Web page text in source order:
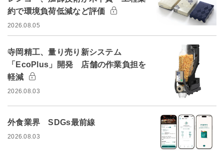
約で環境負荷低減など評価
2026.08.05
寺岡精工、量り売り新システム
「EcoPlus」開発 店舗の作業負担を
軽減
2026.08.03
外食業界 SDGs最前線
2026.08.03